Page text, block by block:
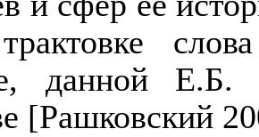
данной
[Рашковский